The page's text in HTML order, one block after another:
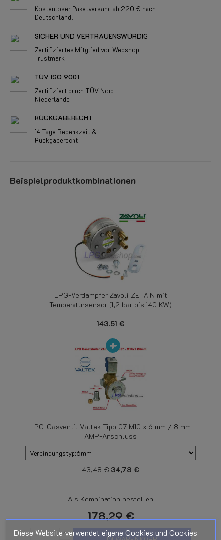
Kostenloser Paketversand ab 220 € nach
Deutschland.
SICHER UND VERTRAUENSWÜRDIG
Zertifiziertes Mitglied von Webshop
Trustmark
TÜV ISO 9001
Zertifiziert durch TÜV Nord
Niederlande
RÜCKGABERECHT
14 Tage Bedenkzeit &
Rückgaberecht
Beispielproduktkombinationen
LPG-Verdampfer Zavoli ZETA N mit
Temperatursensor (1,2 bar bis 140 KW)
143,51 €
LPG-Gasventil Valtek Tipo 07 M10 x 6 mm / 8 mm
AMP-Anschluss
43,48 € 34,78 €
Als Kombination bestellen
178,29 €
Diese Website verwendet eigene Cookies und Cookies